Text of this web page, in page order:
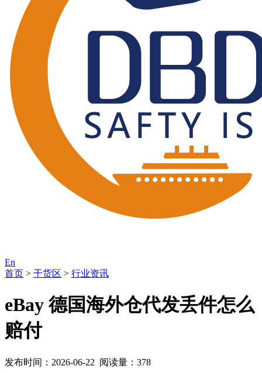
En
首页 > 干货区 > 行业资讯
eBay 德国海外仓代发丢件怎么
赔付
发布时间：2026-06-22 阅读量：378